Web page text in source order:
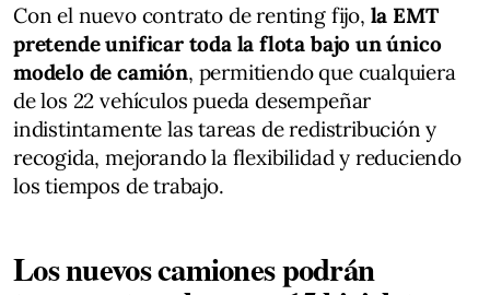
Con el nuevo contrato de renting fijo, la EMT
pretende unificar toda la flota bajo un único
modelo de camión, permitiendo que cualquiera
de los 22 vehículos pueda desempeñar
indistintamente las tareas de redistribución y
recogida, mejorando la flexibilidad y reduciendo
los tiempos de trabajo.
Los nuevos camiones podrán